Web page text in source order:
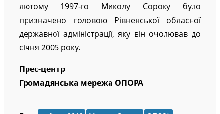
лютому 1997-го Миколу Сороку було
призначено головою Рівненської обласної
державної адміністрації, яку він очолював до
січня 2005 року.
Прес-центр
Громадянська мережа ОПОРА